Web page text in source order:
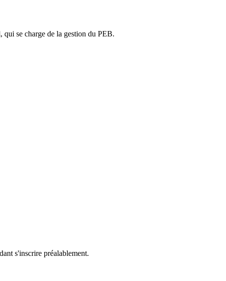
se charge de la gestion du PEB.
s'inscrire préalablement.